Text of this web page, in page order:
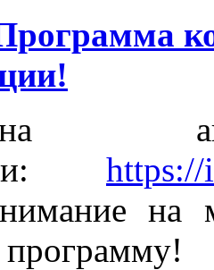
https://
на